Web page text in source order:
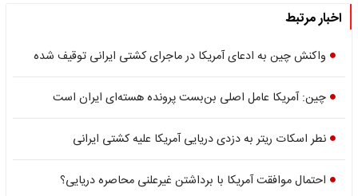
اخبار مرتبط
واکنش چین به ادعای آمریکا در ماجرای کشتی ایرانی توقیف شده
چین: آمریکا عامل اصلی بن‌بست پرونده هسته‌ای ایران است
نطر اسکات ریتر به دزدی دریایی آمریکا علیه کشتی ایرانی
احتمال موافقت آمریکا با برداشتن غیرعلنی محاصره دریایی؟